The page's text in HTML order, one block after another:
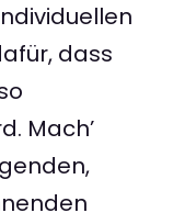
dass
Mach’